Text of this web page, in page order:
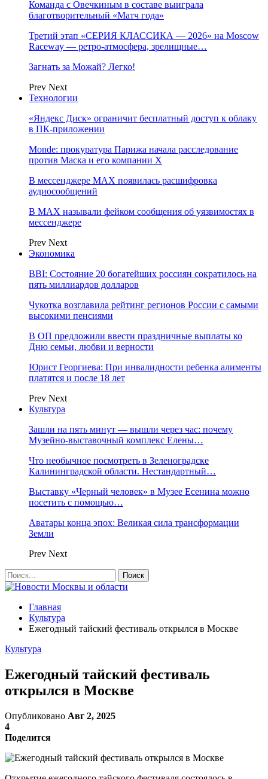
Команда с Овечкиным в составе выиграла
благотворительный «Матч года»
Третий этап «СЕРИЯ КЛАССИКА — 2026» на Moscow
Raceway — ретро‑атмосфера, зрелищные…
Загнать за Можай? Легко!
Prev Next
Технологии
«Яндекс Диск» ограничит бесплатный доступ к облаку
в ПК-приложении
Monde: прокуратура Парижа начала расследование
против Маска и его компании X
В мессенджере MAX появилась расшифровка
аудиосообщений
В МAX называли фейком сообщения об уязвимостях в
мессенджере
Prev Next
Экономика
BBI: Состояние 20 богатейших россиян сократилось на
пять миллиардов долларов
Чукотка возглавила рейтинг регионов России с самыми
высокими пенсиями
В ОП предложили ввести праздничные выплаты ко
Дню семьи, любви и верности
Юрист Георгиева: При инвалидности ребенка алименты
платятся и после 18 лет
Prev Next
Культура
Зашли на пять минут — вышли через час: почему
Музейно-выставочный комплекс Елены…
Что необычное посмотреть в Зеленоградске
Калининградской области. Нестандартный…
Выставку «Черный человек» в Музее Есенина можно
посетить с помощью…
Аватары конца эпох: Великая сила трансформации
Земли
Prev Next
Главная
Культура
Ежегодный тайский фестиваль открылся в Москве
Культура
Ежегодный тайский фестиваль
открылся в Москве
Опубликовано Авг 2, 2025
4
Поделится